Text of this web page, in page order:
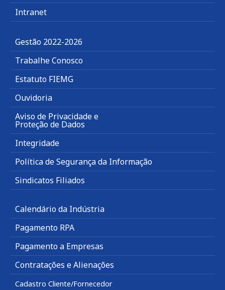
Intranet
Gestão 2022-2026
Trabalhe Conosco
Estatuto FIEMG
Ouvidoria
Aviso de Privacidade e
Proteção de Dados
Integridade
Política de Segurança da Informação
Sindicatos Filiados
Calendário da Indústria
Pagamento RPA
Pagamento a Empresas
Contratações e Alienações
Cadastro Cliente/Fornecedor